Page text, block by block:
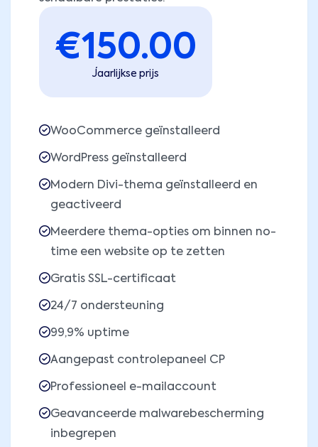
€150.00
Jaarlijkse prijs
WooCommerce geïnstalleerd
WordPress geïnstalleerd
Modern Divi-thema geïnstalleerd en
geactiveerd
Meerdere thema-opties om binnen no-
time een website op te zetten
Gratis SSL-certificaat
24/7 ondersteuning
99,9% uptime
Aangepast controlepaneel CP
Professioneel e-mailaccount
Geavanceerde malwarebescherming
inbegrepen